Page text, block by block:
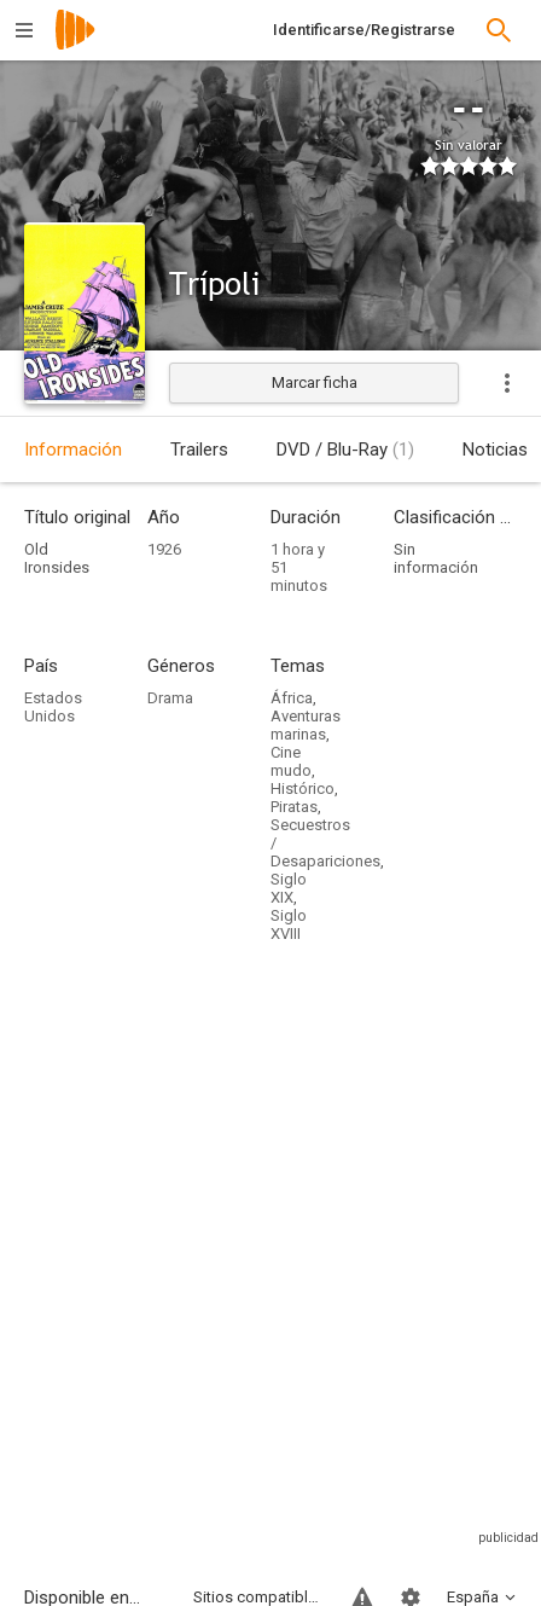
Identificarse/Registrarse
--
Sin valorar
Trípoli
Estrenada
Marcar ficha
Información Trailers DVD / Blu-Ray (1) Noticias
Título original
Old
Ironsides
Año
1926
Duración
1 hora y
51
minutos
Clasificación por edades
Sin
información
País
Estados
Unidos
Géneros
Drama
Temas
África,
Aventuras
marinas,
Cine
mudo,
Histórico,
Piratas,
Secuestros
/
Desapariciones,
Siglo
XIX,
Siglo
XVIII
Disponible en... España
Sitios compatibles